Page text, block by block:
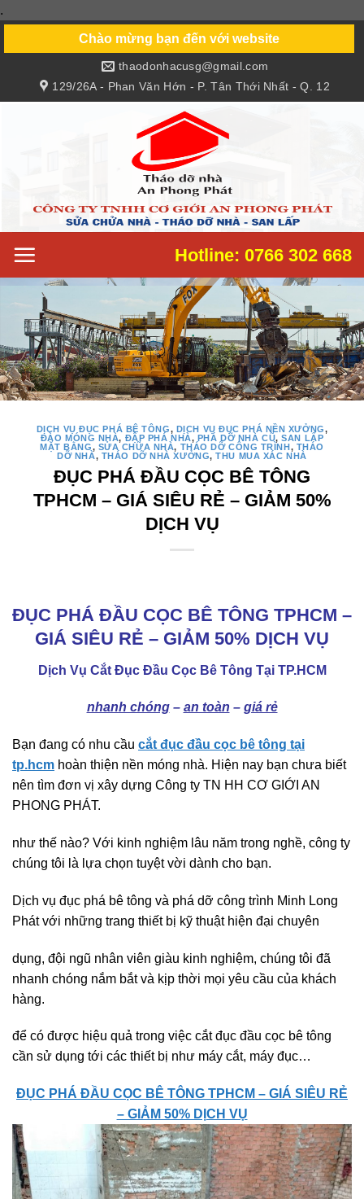
.
content
Chào mừng bạn đến với website
129/26A - Phan Văn Hớn - P. Tân Thới Nhất - Q. 12
thaodonhacusg@gmail.com
Hotline: 0766 302 668
DỊCH VỤ ĐỤC PHÁ BÊ TÔNG, DỊCH VỤ ĐỤC PHÁ NỀN XƯỞNG,
ĐÀO MÓNG NHÀ, ĐẬP PHÁ NHÀ, PHÁ DỠ NHÀ CŨ,SAN LẤP
MẶT BẰNG, SỬA CHỮA NHÀ, THÁO DỠ CÔNG TRÌNH, THÁO
DỠ NHÀ, THÁO DỠ NHÀ XƯỞNG,THU MUA XÁC NHÀ
ĐỤC PHÁ ĐẦU CỌC BÊ TÔNG
TPHCM – GIÁ SIÊU RẺ – GIẢM 50%
DỊCH VỤ
ĐỤC PHÁ ĐẦU CỌC BÊ TÔNG TPHCM –
GIÁ SIÊU RẺ – GIẢM 50% DỊCH VỤ
Dịch Vụ Cắt Đục Đầu Cọc Bê Tông Tại TP.HCM
nhanh chóng– an toàn – giá rẻ
Bạn đang có nhu cầu cắt đục đầu cọc bê tông tại
tp.hcm hoàn thiện nền móng nhà. Hiện nay bạn chưa biết
nên tìm đơn vị xây dựng Công ty TN HH CƠ GIỚI AN
PHONG PHÁT.
như thế nào? Với kinh nghiệm lâu năm trong nghề, công ty
chúng tôi là lựa chọn tuyệt vời dành cho bạn.
Dịch vụ đục phá bê tông và phá dỡ công trình Minh Long
Phát với những trang thiết bị kỹ thuật hiện đại chuyên
dụng, đội ngũ nhân viên giàu kinh nghiệm, chúng tôi đã
nhanh chóng nắm bắt và kịp thời mọi yêu cầu của khách
hàng.
để có được hiệu quả trong việc cắt đục đầu cọc bê tông
cần sử dụng tới các thiết bị như máy cắt, máy đục…
ĐỤC PHÁ ĐẦU CỌC BÊ TÔNG TPHCM – GIÁ SIÊU RẺ
– GIẢM 50% DỊCH VỤ